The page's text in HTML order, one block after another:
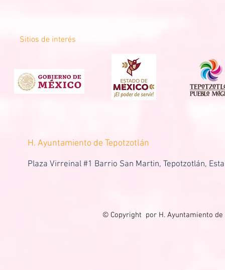
Sitios de interés
H. Ayuntamiento de Tepotzotlán
Plaza Virreinal #1 Barrio San Martin, Tepotzotlán,
© Copyright por H. Ayuntamiento de